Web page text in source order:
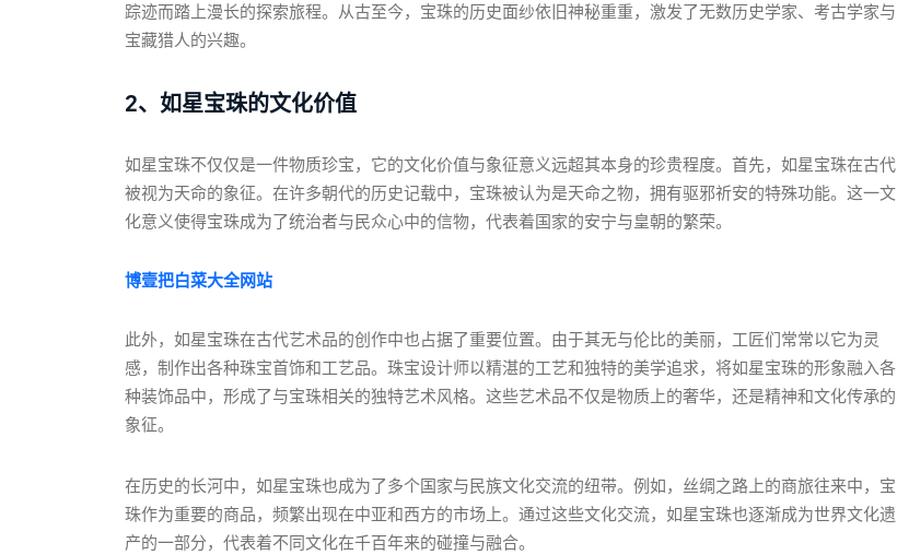
踪迹而踏上漫长的探索旅程。从古至今，宝珠的历史面纱依旧神秘重重，激发了无数历史学家、考古学家与
宝藏猎人的兴趣。
2、如星宝珠的文化价值
如星宝珠不仅仅是一件物质珍宝，它的文化价值与象征意义远超其本身的珍贵程度。首先，如星宝珠在古代
被视为天命的象征。在许多朝代的历史记载中，宝珠被认为是天命之物，拥有驱邪祈安的特殊功能。这一文
化意义使得宝珠成为了统治者与民众心中的信物，代表着国家的安宁与皇朝的繁荣。
博壹把白菜大全网站
此外，如星宝珠在古代艺术品的创作中也占据了重要位置。由于其无与伦比的美丽，工匠们常常以它为灵
感，制作出各种珠宝首饰和工艺品。珠宝设计师以精湛的工艺和独特的美学追求，将如星宝珠的形象融入各
种装饰品中，形成了与宝珠相关的独特艺术风格。这些艺术品不仅是物质上的奢华，还是精神和文化传承的
象征。
在历史的长河中，如星宝珠也成为了多个国家与民族文化交流的纽带。例如，丝绸之路上的商旅往来中，宝
珠作为重要的商品，频繁出现在中亚和西方的市场上。通过这些文化交流，如星宝珠也逐渐成为世界文化遗
产的一部分，代表着不同文化在千百年来的碰撞与融合。